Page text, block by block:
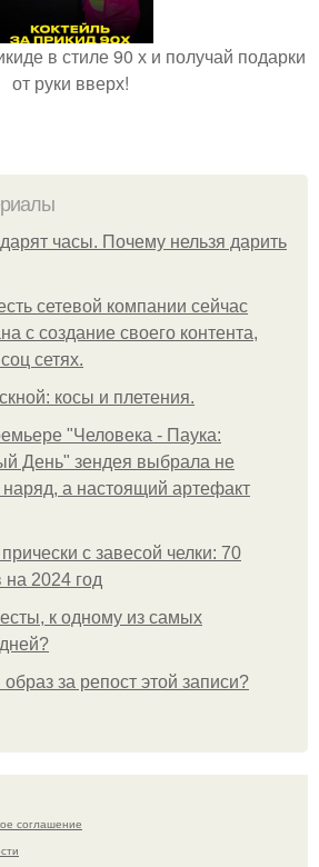
в стиле 90 х и получай подарки
от руки вверх!
дарят часы. Почему нельзя дарить
сетевой компании сейчас
с создание своего контента,
сетях.
косы и плетения.
"Человека - Паука:
День" зендея выбрала не
а настоящий артефакт
с завесой челки: 70
2024 год
к одному из самых
за репост этой записи?
соглашение